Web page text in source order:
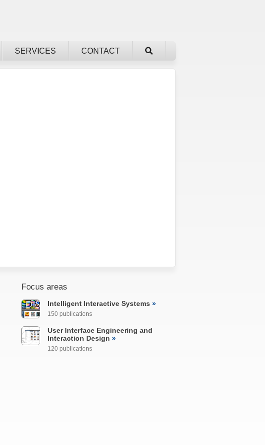
SERVICES CONTACT
Focus areas
Intelligent Interactive Systems
150 publications
User Interface Engineering and
Interaction Design
120 publications